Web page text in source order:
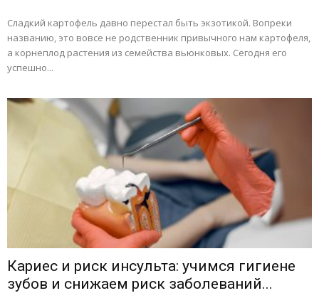
Сладкий картофель давно перестал быть экзотикой. Вопреки
названию, это вовсе не родственник привычного нам картофеля,
а корнеплод растения из семейства вьюнковых. Сегодня его
успешно...
Кариес и риск инсульта: учимся гигиене
зубов и снижаем риск заболеваний...